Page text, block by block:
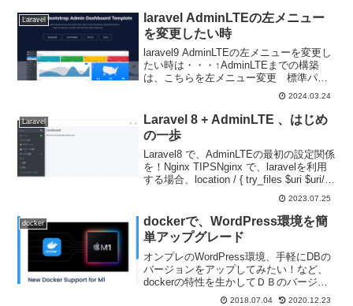
クするのも苦労します。...
Laravel
laravel AdminLTEの左メニュー
を変更したい時
laravel9 AdminLTEの左メニューを変更し
たい時は・・・↑AdminLTEまでの構築
は、こちらを左メニュー変更 標準パタ
ーン$ vi config/adminlte.php 'menu' => [
2024.03.24
Laravel
Laravel 8 + AdminLTE 、はじめ
の一歩
Laravel8 で、AdminLTEの最初の設定関係
を！Nginx TIPSNginx で、laravelを利用
する場合、location / { try_files $uri $uri/
2023.07.25
docker
dockerで、WordPress環境を簡
単アップグレード
オンプレのWordPress環境、手軽にDBの
バージョンをアップしてみたい！など、
dockerの特性を生かしてＤＢのバージョ
ンをアップ！その実際を！■WordPress +
2018.07.04 2020.12.23